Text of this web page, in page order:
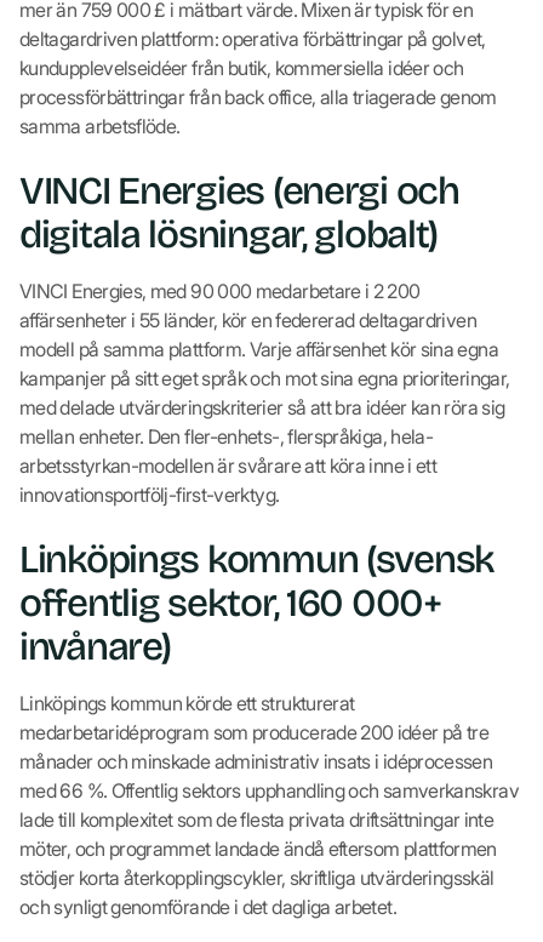
mer än 759 000 £ i mätbart värde. Mixen är typisk för en
deltagardriven plattform: operativa förbättringar på golvet,
kundupplevelseidéer från butik, kommersiella idéer och
processförbättringar från back office, alla triagerade genom
samma arbetsflöde.
VINCI Energies (energi och
digitala lösningar, globalt)
VINCI Energies, med 90 000 medarbetare i 2 200
affärsenheter i 55 länder, kör en federerad deltagardriven
modell på samma plattform. Varje affärsenhet kör sina egna
kampanjer på sitt eget språk och mot sina egna prioriteringar,
med delade utvärderingskriterier så att bra idéer kan röra sig
mellan enheter. Den fler-enhets-, flerspråkiga, hela-
arbetsstyrkan-modellen är svårare att köra inne i ett
innovationsportfölj-first-verktyg.
Linköpings kommun (svensk
offentlig sektor, 160 000+
invånare)
Linköpings kommun körde ett strukturerat
medarbetaridéprogram som producerade 200 idéer på tre
månader och minskade administrativ insats i idéprocessen
med 66 %. Offentlig sektors upphandling och samverkanskrav
lade till komplexitet som de flesta privata driftsättningar inte
möter, och programmet landade ändå eftersom plattformen
stödjer korta återkopplingscykler, skriftliga utvärderingsskäl
och synligt genomförande i det dagliga arbetet.